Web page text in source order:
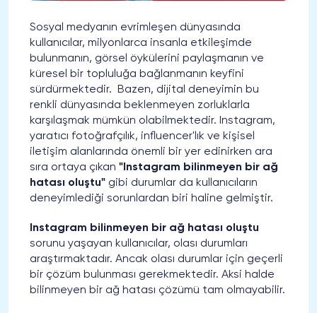
Sosyal medyanın evrimleşen dünyasında
kullanıcılar, milyonlarca insanla etkileşimde
bulunmanın, görsel öykülerini paylaşmanın ve
küresel bir topluluğa bağlanmanın keyfini
sürdürmektedir. Bazen, dijital deneyimin bu
renkli dünyasında beklenmeyen zorluklarla
karşılaşmak mümkün olabilmektedir. Instagram,
yaratıcı fotoğrafçılık, influencer'lık ve kişisel
iletişim alanlarında önemli bir yer edinirken ara
sıra ortaya çıkan "Instagram bilinmeyen bir ağ
hatası oluştu" gibi durumlar da kullanıcıların
deneyimlediği sorunlardan biri haline gelmiştir.
Instagram bilinmeyen bir ağ hatası oluştu
sorunu yaşayan kullanıcılar, olası durumları
araştırmaktadır. Ancak olası durumlar için geçerli
bir çözüm bulunması gerekmektedir. Aksi halde
bilinmeyen bir ağ hatası çözümü tam olmayabilir.